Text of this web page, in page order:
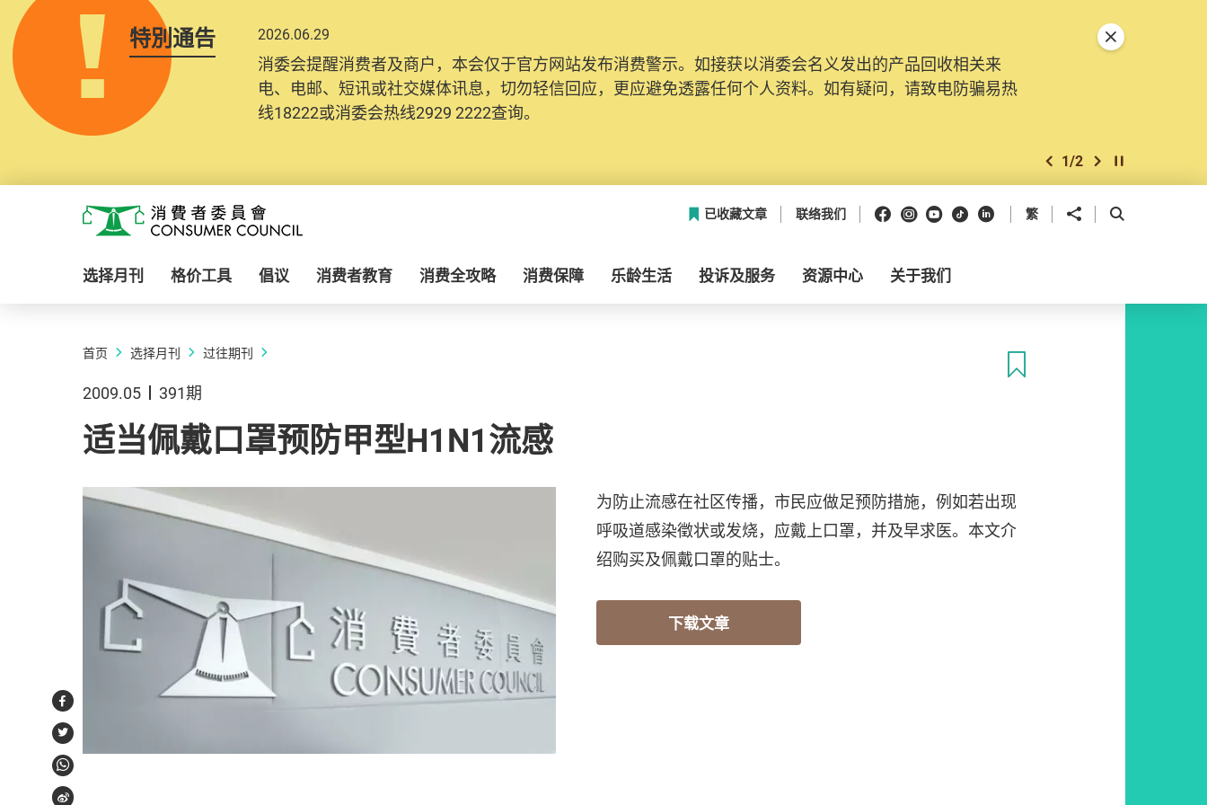
特別通告 2026.06.29
消委会提醒消费者及商户，本会仅于官方网站发布消费警示。如接获以消委会名义发出的产品回收相关来
电、电邮、短讯或社交媒体讯息，切勿轻信回应，更应避免透露任何个人资料。如有疑问，请致电防骗易热
线18222或消委会热线2929 2222查询。
上一个
1/2 下一个开始/暂停幻灯
关闭特別通告
消费者委员会
已收藏文章 联络我们 Facebook
Instagram
Youtube
抖音领英 繁 分享到 开启搜寻框
选择月刊 格价工具 倡议 消费者教育 消费全攻略 消费保障 乐龄生活 投诉及服务 资源中心 关于我们
首页 选择月刊 过往期刊
2009.05 391期
适当佩戴口罩预防甲型H1N1流感
为防止流感在社区传播，市民应做足预防措施，例如若出现
呼吸道感染徵状或发烧，应戴上口罩，并及早求医。本文介
绍购买及佩戴口罩的贴士。
下载文章
Facebook
Twitter
WhatsApp